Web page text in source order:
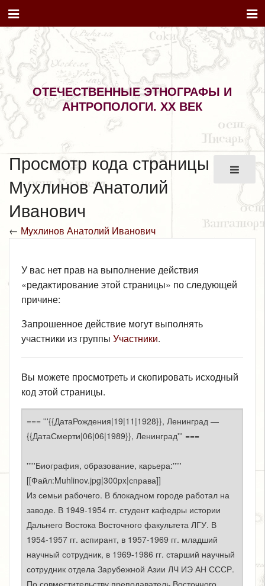
ОТЕЧЕСТВЕННЫЕ ЭТНОГРАФЫ И
АНТРОПОЛОГИ. XX ВЕК
Просмотр кода страницы
Мухлинов Анатолий
Иванович
← Мухлинов Анатолий Иванович
У вас нет прав на выполнение действия
«редактирование этой страницы» по следующей
причине:
Запрошенное действие могут выполнять
участники из группы Участники.
Вы можете просмотреть и скопировать исходный
код этой страницы.